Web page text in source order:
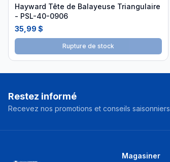
Hayward Tête de Balayeuse Triangulaire
- PSL-40-0906
35,99 $
Rupture de stock
Restez informé
Recevez nos promotions et conseils saisonniers
Magasiner